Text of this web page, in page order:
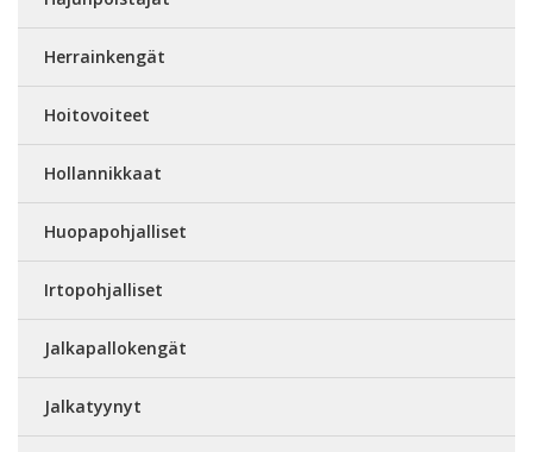
Herrainkengät
Hoitovoiteet
Hollannikkaat
Huopapohjalliset
Irtopohjalliset
Jalkapallokengät
Jalkatyynyt